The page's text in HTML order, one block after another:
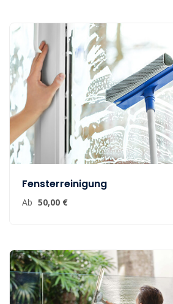
Fensterreinigung
Ab 50,00 €